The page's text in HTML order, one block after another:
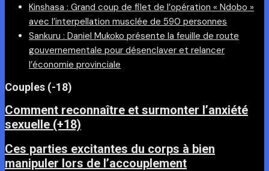
Kinshasa : Grand coup de filet de l’opération « Ndobo »
avec l’interpellation musclée de 590 personnes
Sankuru : Daniel Mukoko présente la feuille de route
gouvernementale pour désenclaver et relancer
l’économie provinciale
Couples (-18)
Comment reconnaître et surmonter l’anxiété
sexuelle (+18)
Ces parties excitantes du corps à bien
manipuler lors de l’accouplement